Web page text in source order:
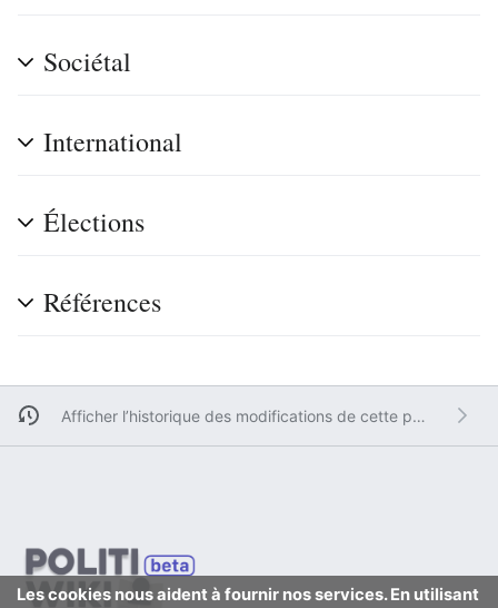
Sociétal
International
Élections
Références
Afficher l’historique des modifications de cette page.
Les cookies nous aident à fournir nos services. En utilisant